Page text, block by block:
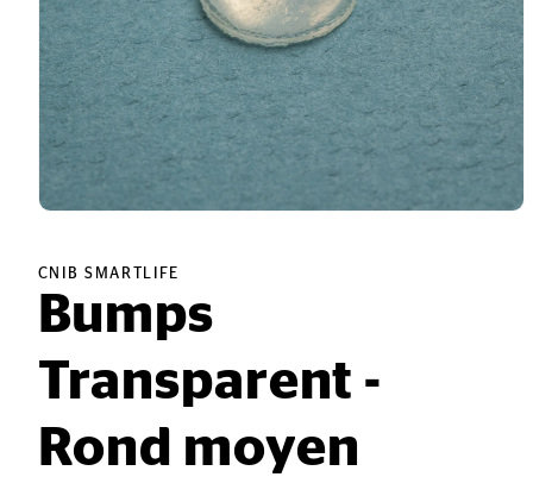
1
dans
une
fenêtre
CNIB SMARTLIFE
Bumps
Transparent -
Rond moyen